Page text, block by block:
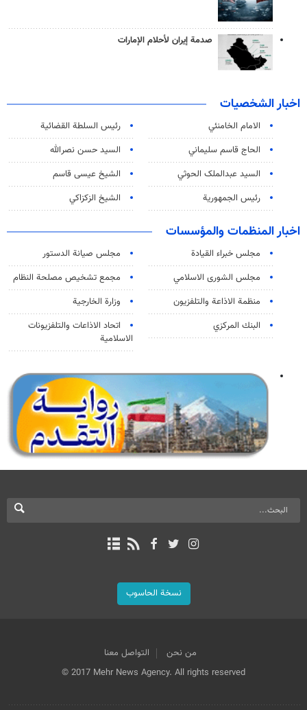
صدمة إيران لأحلام الإمارات
اخبار الشخصيات
الامام الخامنئي
رئیس السلطة القضائیة
الحاج قاسم سليماني
السيد حسن نصرالله
السید عبدالملک الحوثي
الشيخ عيسى قاسم
رئيس الجمهورية
الشيخ الزكزاكي
اخبار المنظمات والمؤسسات
مجلس خبراء القيادة
مجلس صيانة الدستور
مجلس الشورى الاسلامي
مجمع تشخيص مصلحة النظام
منظمة الاذاعة والتلفزیون
وزارة الخارجية
البنك المركزي
اتحاد الاذاعات والتلفزيونات
الاسلامية
نسخة الحاسوب
من نحن
التواصل معنا
© 2017 Mehr News Agency. All rights reserved